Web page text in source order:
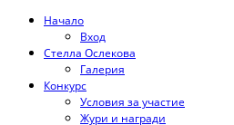
Начало
Вход
Стелла Ослекова
Галерия
Конкурс
Условия за участие
Жури и награди